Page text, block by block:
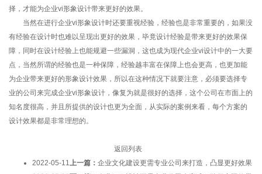
择，才能为企业vi形象设计带来更好的效果。
当然在进行企业vi形象设计时还要重视经验，经验也是非常重要的，如果没
有经验在设计时也难以呈现出更好的效果，毕竟设计经验是带来更好的效果保
障，同时在设计经验上也能规避一些漏洞，这也成为现代企业vi设计中的一大要
点，当然所谓的经验也是一种保障，经验越丰富在保障上也会更高，也更加能
为企业带来更好的形象设计效果，所以在这种情况下就要注意，必须要选择专
业的公司来完成企业vi形象设计，像复为就是很好的选择，这个公司在市面上的
知名度很高，并且所提供的设计也更为全面，从实际的案例来看，每个方案的
设计效果都是非常理想的。
返回列表
2022-05-11上一篇： 企业文化建设更需专业公司来打造，凸显更好效果